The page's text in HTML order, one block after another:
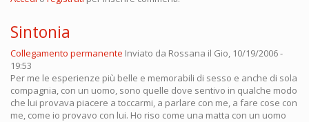
Sintonia
Collegamento permanente Inviato da Rossana il Gio, 10/19/2006 -
19:53
Per me le esperienze più belle e memorabili di sesso e anche di sola
compagnia, con un uomo, sono quelle dove sentivo in qualche modo
che lui provava piacere a toccarmi, a parlare con me, a fare cose con
me, come io provavo con lui. Ho riso come una matta con un uomo